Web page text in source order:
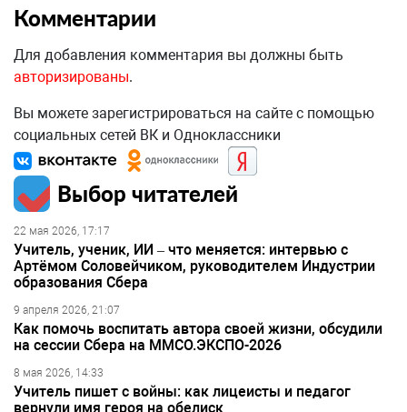
Комментарии
Для добавления комментария вы должны быть
авторизированы.
Вы можете зарегистрироваться на сайте с помощью
социальных сетей ВК и Одноклассники
Выбор читателей
22 мая 2026, 17:17
Учитель, ученик, ИИ – что меняется: интервью с
Артёмом Соловейчиком, руководителем Индустрии
образования Сбера
9 апреля 2026, 21:07
Как помочь воспитать автора своей жизни, обсудили
на сессии Сбера на ММСО.ЭКСПО-2026
8 мая 2026, 14:33
Учитель пишет с войны: как лицеисты и педагог
вернули имя героя на обелиск